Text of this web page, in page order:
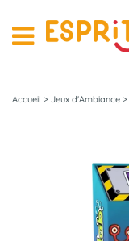
Accueil > Jeux d'Ambiance >